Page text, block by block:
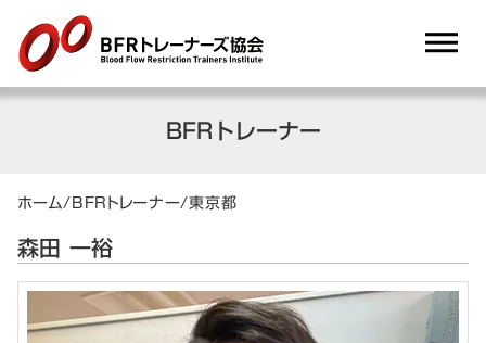
dehaze
BFRトレーナー
ホーム/BFRトレーナー/東京都
森田 一裕